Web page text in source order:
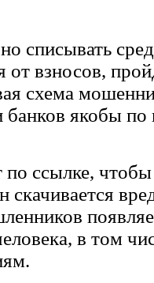
списывать
взносов,
схема
якобы
ссылке, чтобы
скачивается
в том